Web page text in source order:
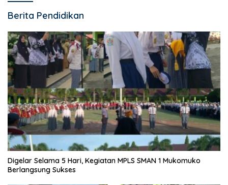
Berita Pendidikan
Digelar Selama 5 Hari, Kegiatan MPLS SMAN 1 Mukomuko
Berlangsung Sukses